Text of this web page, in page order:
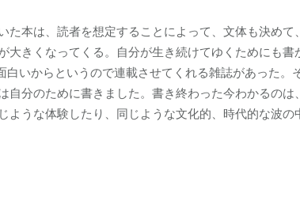
本は、読者を想定することによって、文体も決め
きくなってくる。自分が生き続けてゆくためにも
いからというので連載させてくれる雑誌があった。
分のために書きました。書き終わった今わかるの
うな体験したり、同じような文化的、時代的な波